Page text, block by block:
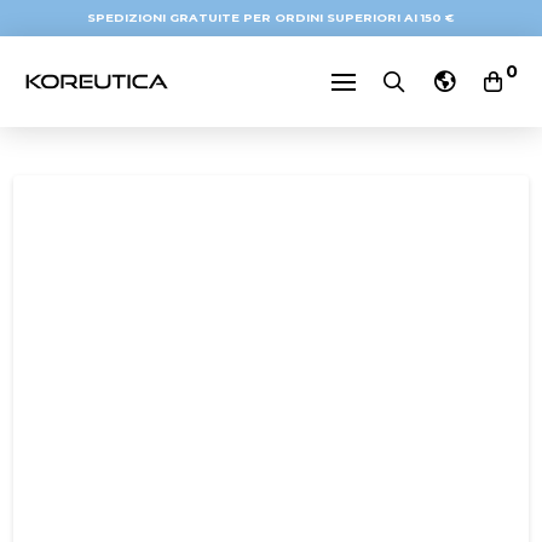
SPEDIZIONI GRATUITE PER ORDINI SUPERIORI AI 150 €
0